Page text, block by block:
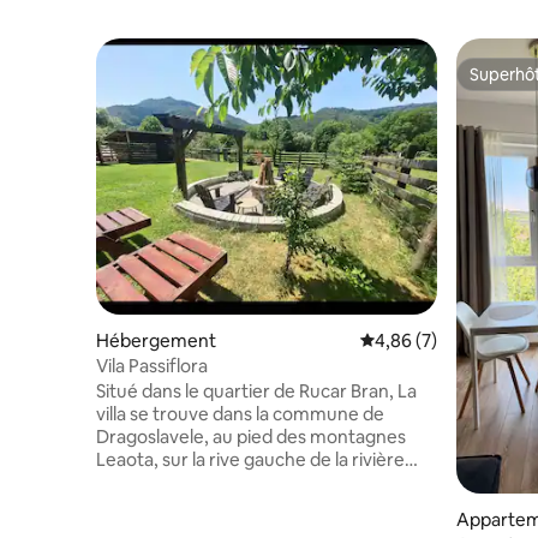
Hébergement Évaluation moyenne
4,86 (7)
Vila Passiflora
Situé dans le quartier de Rucar Bran, La
villa se trouve dans la commune de
Dragoslavele, au pied des montagnes
Leaota, sur la rive gauche de la rivière